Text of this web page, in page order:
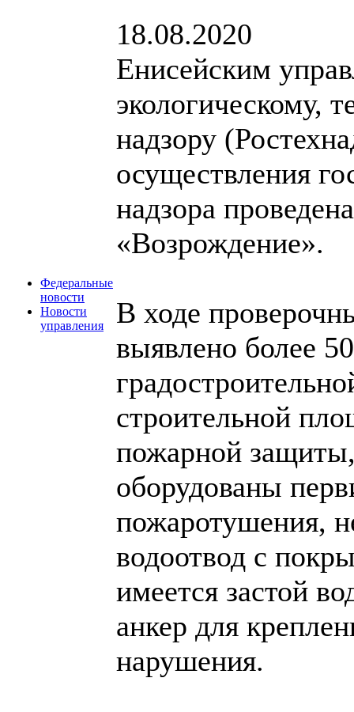
Федеральные
новости
Новости
управления
18.08.2020
Енисейским
экологическому,
надзору
осуществления
надзора
«Возрождение».
В ходе
выявлено более
строительной
пожарной
оборудованы
пожаротушения,
водоотвод с
имеется застой
анкер для
нарушения.